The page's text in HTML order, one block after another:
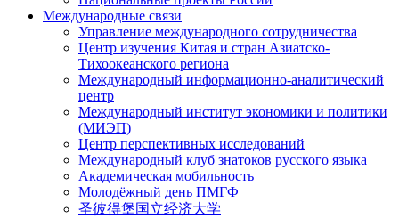
Международные связи
Управление международного сотрудничества
Центр изучения Китая и стран Азиатско-
Тихоокеанского региона
Международный информационно-аналитический
центр
Международный институт экономики и политики
(МИЭП)
Центр перспективных исследований
Международный клуб знатоков русского языка
Академическая мобильность
Молодёжный день ПМГФ
圣彼得堡国立经济大学